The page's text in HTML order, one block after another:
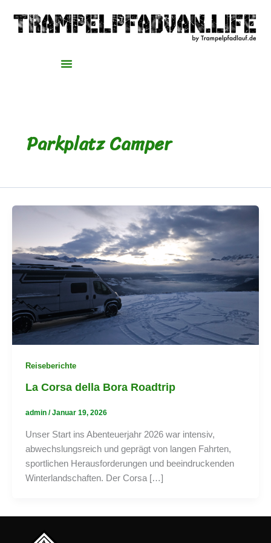
Inhalt
springen
Parkplatz Camper
Reiseberichte
La Corsa della Bora Roadtrip
admin /Januar 19, 2026
Unser Start ins Abenteuerjahr 2026 war intensiv,
abwechslungsreich und geprägt von langen Fahrten,
sportlichen Herausforderungen und beeindruckenden
Winterlandschaften. Der Corsa […]